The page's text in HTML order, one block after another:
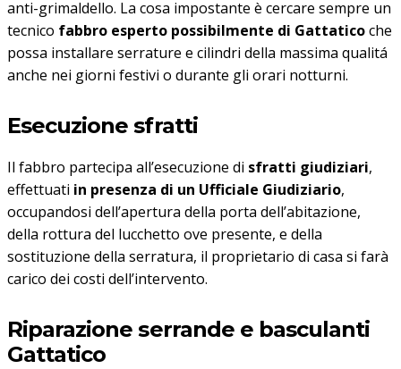
anti-grimaldello. La cosa impostante è cercare sempre un
tecnico fabbro esperto possibilmente di Gattaticoche
possa installare serrature e cilindri della massima qualitá
anche nei giorni festivi o durante gli orari notturni.
Esecuzione sfratti
Il fabbro partecipa all’esecuzione di sfratti giudiziari,
effettuati in presenza di un Ufficiale Giudiziario,
occupandosi dell’apertura della porta dell’abitazione,
della rottura del lucchetto ove presente, e della
sostituzione della serratura, il proprietario di casa si farà
carico dei costi dell’intervento.
Riparazione serrande e basculanti
Gattatico